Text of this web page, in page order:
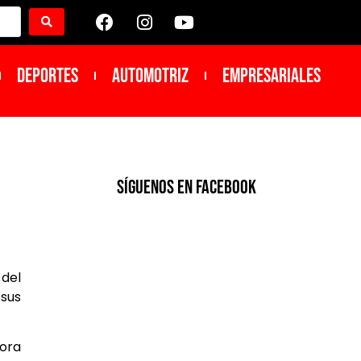
DEPORTES Automotriz Empresariales
SíGUENOS EN FACEBOOK